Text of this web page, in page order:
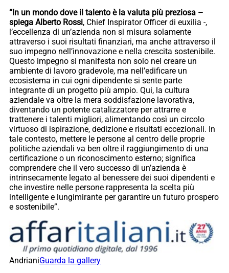
“In un mondo dove il talento è la valuta più preziosa –
spiega Alberto Rossi, Chief Inspirator Officer di euxilia -,
l’eccellenza di un’azienda non si misura solamente
attraverso i suoi risultati finanziari, ma anche attraverso il
suo impegno nell’innovazione e nella crescita sostenibile.
Questo impegno si manifesta non solo nel creare un
ambiente di lavoro gradevole, ma nell’edificare un
ecosistema in cui ogni dipendente si sente parte
integrante di un progetto più ampio. Qui, la cultura
aziendale va oltre la mera soddisfazione lavorativa,
diventando un potente catalizzatore per attrarre e
trattenere i talenti migliori, alimentando così un circolo
virtuoso di ispirazione, dedizione e risultati eccezionali. In
tale contesto, mettere le persone al centro delle proprie
politiche aziendali va ben oltre il raggiungimento di una
certificazione o un riconoscimento esterno; significa
comprendere che il vero successo di un’azienda è
intrinsecamente legato al benessere dei suoi dipendenti e
che investire nelle persone rappresenta la scelta più
intelligente e lungimirante per garantire un futuro prospero
e sostenibile”.
AndrianiGuarda la gallery